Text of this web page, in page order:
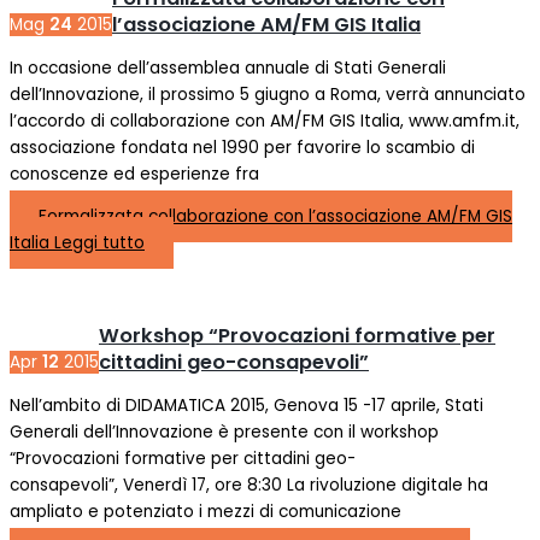
Mag 24 2015l’associazione AM/FM GIS Italia
In occasione dell’assemblea annuale di Stati Generali
dell’Innovazione, il prossimo 5 giugno a Roma, verrà annunciato
l’accordo di collaborazione con AM/FM GIS Italia, www.amfm.it,
associazione fondata nel 1990 per favorire lo scambio di
conoscenze ed esperienze fra
Formalizzata collaborazione con l’associazione AM/FM GIS
Italia Leggi tutto
Apr 12 2015
Workshop “Provocazioni formative per
cittadini geo-consapevoli”
Nell’ambito di DIDAMATICA 2015, Genova 15 -17 aprile, Stati
Generali dell’Innovazione è presente con il workshop
“Provocazioni formative per cittadini geo-
consapevoli”, Venerdì 17, ore 8:30 La rivoluzione digitale ha
ampliato e potenziato i mezzi di comunicazione